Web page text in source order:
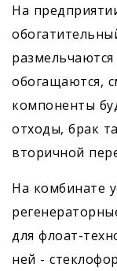
На
обогащаются,
компоненты
отходы, брак
вторичной
На комбинате
для флоат-
ней -